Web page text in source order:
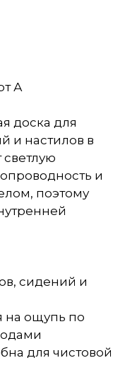
А
доска для
и настилов в
светлую
и
поэтому
сидений и
на ощупь по
для чистовой